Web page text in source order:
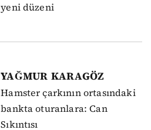
yeni düzeni
YAĞMUR KARAGÖZ
Hamster çarkının ortasındaki
bankta oturanlara: Can
Sıkıntısı